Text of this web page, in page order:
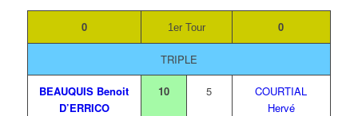
0 1er Tour 0
TRIPLE
BEAUQUIS Benoit
D’ERRICO
10 5
COURTIAL
Hervé